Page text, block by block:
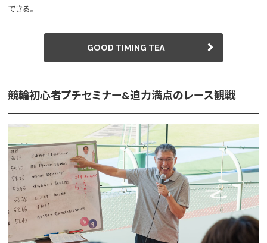
できる。
GOOD TIMING TEA
競輪初心者プチセミナー&迫力満点のレース観戦